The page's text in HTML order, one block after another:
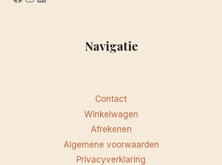
Navigatie
Contact
Winkelwagen
Afrekenen
Algemene voorwaarden
Privacyverklaring